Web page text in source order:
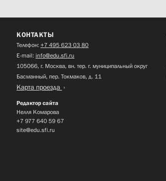
КОНТАКТЫ
Телефон: +7 495 623 03 80
E-mail: info@edu.sfi.ru
105066, г. Москва, вн. тер. г. муниципальный округ
Басманный, пер. Токмаков, д. 11
Карта проезда
Редактор сайта
Нелля Комарова
+7 977 640 59 67
site@edu.sfi.ru